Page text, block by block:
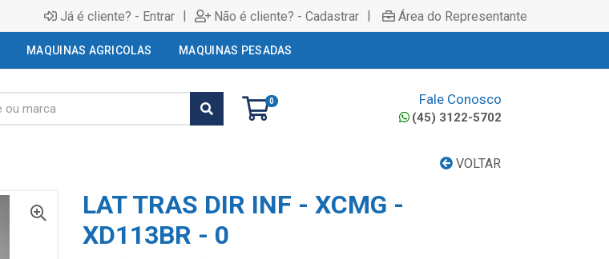
Já é cliente? - Entrar | Não é cliente? - Cadastrar | Área do Representante
MAQUINAS AGRICOLAS MAQUINAS PESADAS
0 Fale Conosco
(45) 3122-5702
VOLTAR
LAT TRAS DIR INF - XCMG -
XD113BR - 0